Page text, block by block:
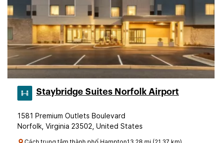
Staybridge Suites Norfolk Airport
1581 Premium Outlets Boulevard
Norfolk, Virginia 23502, United States